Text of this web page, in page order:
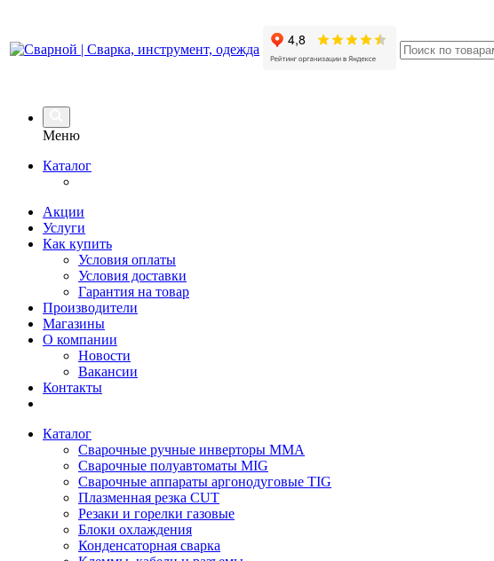
Меню
Каталог
Акции
Услуги
Как купить
Условия оплаты
Условия доставки
Гарантия на товар
Производители
Магазины
О компании
Новости
Вакансии
Контакты
Каталог
Сварочные ручные инверторы MMA
Сварочные полуавтоматы MIG
Сварочные аппараты аргонодуговые TIG
Плазменная резка CUT
Резаки и горелки газовые
Блоки охлаждения
Конденсаторная сварка